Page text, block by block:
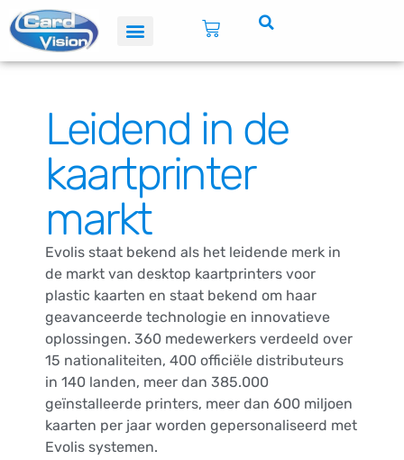
Leidend in de
kaartprinter
markt
Evolis staat bekend als het leidende merk in
de markt van desktop kaartprinters voor
plastic kaarten en staat bekend om haar
geavanceerde technologie en innovatieve
oplossingen. 360 medewerkers verdeeld over
15 nationaliteiten, 400 officiële distributeurs
in 140 landen, meer dan 385.000
geïnstalleerde printers, meer dan 600 miljoen
kaarten per jaar worden gepersonaliseerd met
Evolis systemen.